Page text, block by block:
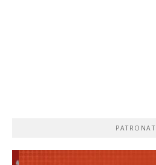
PATRONAT